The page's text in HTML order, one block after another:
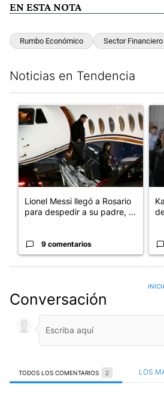
EN ESTA NOTA
Rumbo Económico Sector Financiero
Noticias en Tendencia
Un artículo de tendencia con el
Lionel Messi llegó a Rosario
para despedir a su padre, ...
9 comentarios
Conversación
TODOS LOS COMENTARIOS 2 LOS